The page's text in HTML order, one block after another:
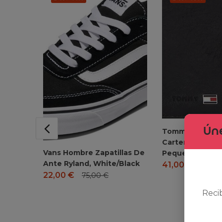
Vans Hombre Zapatillas De
Ante Ryland, White/Black
22,00 € 75,00€
Tommy Hilfiger
Cartera
Pequeña
41,00